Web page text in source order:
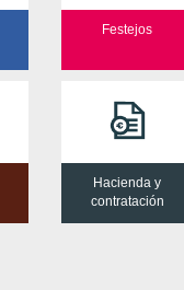
Festejos
Hacienda y
contratación